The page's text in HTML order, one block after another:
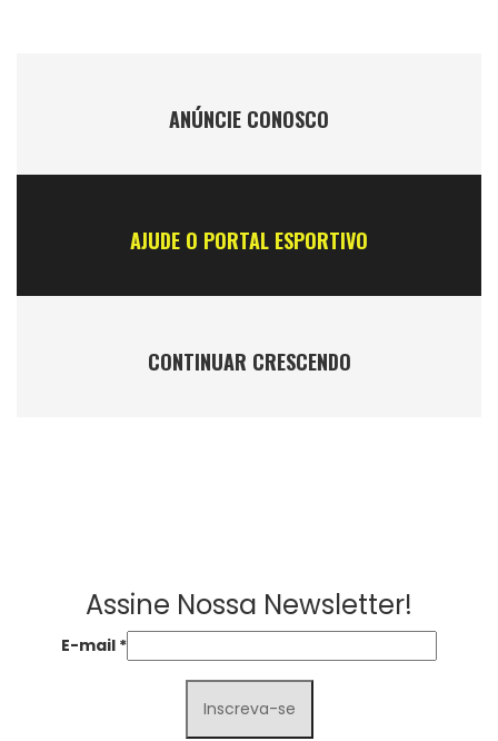
ANÚNCIE CONOSCO
AJUDE O PORTAL ESPORTIVO
CONTINUAR CRESCENDO
Assine Nossa Newsletter!
E-mail *